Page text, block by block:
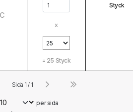
x
= 25 Styck
Styck
per sida
Sida 1 / 1